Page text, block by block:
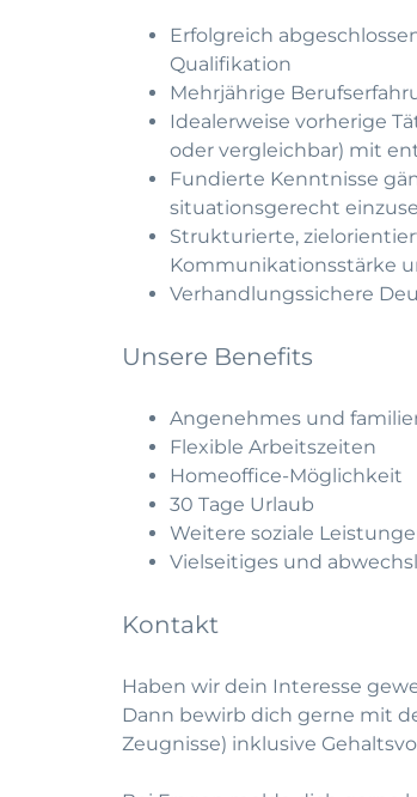
Erfolgreich
Qualifikation
Mehrjährige
Idealerweise vorherige
oder vergleichbar) mit
Fundierte Kenntnisse
situationsgerecht
Strukturierte,
Kommunikationsstärke
Verhandlungssichere
Unsere Benefits
Angenehmes und
Flexible Arbeitszeiten
Homeoffice-Möglichkeit
30 Tage Urlaub
Weitere soziale
Vielseitiges und
Kontakt
Haben wir dein Interesse
Dann bewirb dich gerne mit
Zeugnisse) inklusive